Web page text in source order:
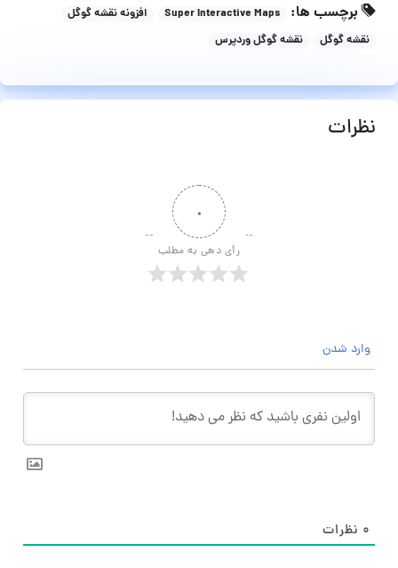
برچسب ها: Super Interactive Maps
افزونه نقشه گوگل
نقشه گوگل
نقشه گوگل وردپرس
نظرات
۰
رأی دهی به مطلب
وارد شدن
۰ نظرات